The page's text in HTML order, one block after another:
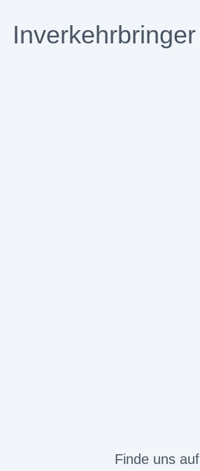
Inverkehrbringer
Finde uns auf